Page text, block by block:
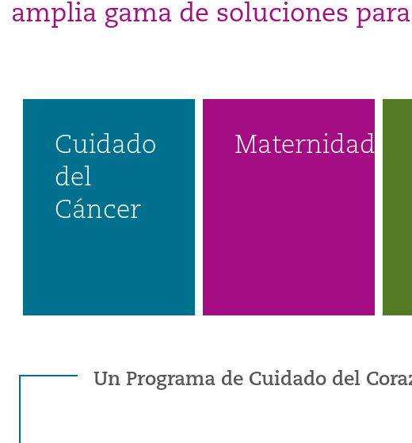
amplia gama de soluciones
Cuidado
del
Cáncer
Maternidad
Un Programa de Cuidado del